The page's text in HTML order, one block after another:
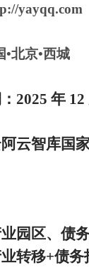
yayqq.com
北京•西城
2025 年 12
云智库国
园区、债
转移+债